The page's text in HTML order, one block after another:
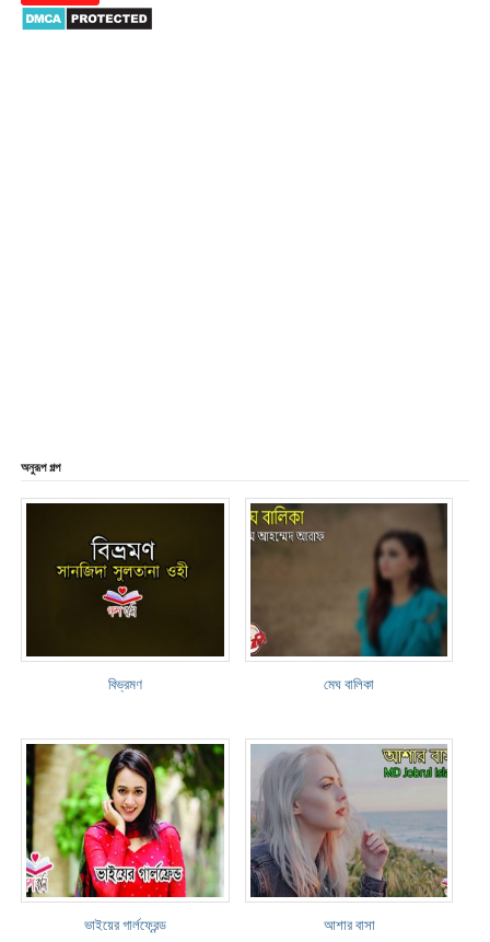
অনুরূপ গল্প
বিভ্রমণ মেঘ বালিকা
ভাইয়ের গার্লফ্রেন্ড আশার বাসা